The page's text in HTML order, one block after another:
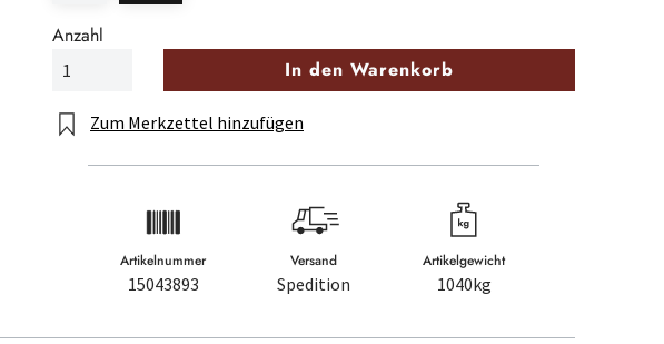
Anzahl
In den Warenkorb
Zum Merkzettel hinzufügen
Artikelnummer
15043893
Versand
Spedition
Artikelgewicht
1040kg